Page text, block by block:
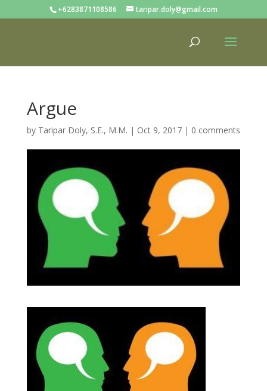
+6283871108586 taripar.doly@gmail.com
Argue
by Taripar Doly, S.E., M.M. | Oct 9, 2017| 0 comments